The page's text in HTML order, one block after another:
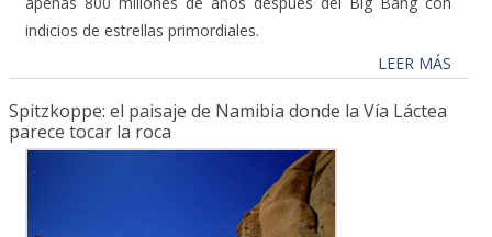
indicios de estrellas primordiales.
LEER MÁS
Spitzkoppe: el paisaje de Namibia donde la Vía Láctea
parece tocar la roca